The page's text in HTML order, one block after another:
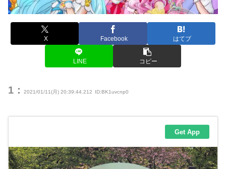
X Facebook はてブ
LINE コピー
1： 2021/01/11(月) 20:39:44.212 ID:BK1uvcnp0